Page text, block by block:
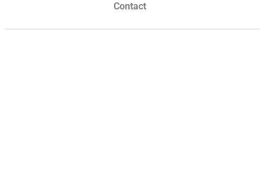
Contact